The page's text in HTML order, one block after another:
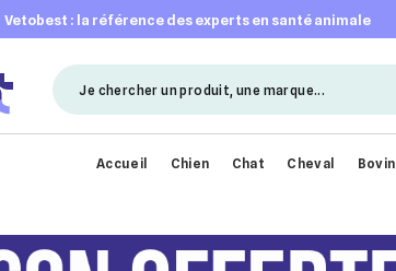
vetobest : la référence des experts en santé animale
Accueil Chien Chat Cheval Bovin